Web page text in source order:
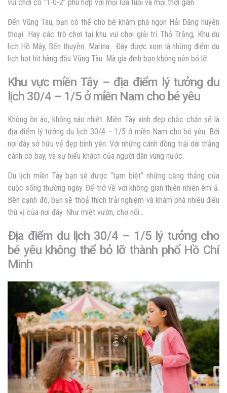
vui chơi có “1-0-2” phù hợp với mọi lứa tuổi và mọi thời gian.
Đến Vũng Tàu, bạn có thể cho bé khám phá ngọn Hải Đăng huyền
thoại. Hay các trò chơi tại khu vui chơi giải trí Thỏ Trắng, Khu du
lịch Hồ Mây, Bến thuyền Marina… Đây được xem là những điểm du
lịch hot hit hàng đầu Vũng Tàu. Mà gia đình bạn không nên bỏ lỡ.
Khu vực miền Tây – địa điểm lý tưởng du
lịch 30/4 – 1/5 ở miền Nam cho bé yêu
Không ồn ào, không náo nhiệt. Miền Tây xinh đẹp chắc chắn sẽ là
địa điểm lý tưởng du lịch 30/4 – 1/5 ở miền Nam cho bé yêu. Bởi
nơi đây sở hữu vẻ đẹp bình yên. Với những cánh đồng trải dài thẳng
cánh cò bay, và sự hiếu khách của người dân vùng nước.
Du lịch miền Tây bạn sẽ được “tạm biệt” những căng thẳng của
cuộc sống thường ngày. Để trở về với không gian thiên nhiên êm ả.
Bên cạnh đó, bạn sẽ thoả thích trải nghiệm và khám phá nhiều điều
thú vị của nơi đây. Như miệt vườn, chợ nổi…
Địa điểm du lịch 30/4 – 1/5 lý tưởng cho
bé yêu không thể bỏ lỡ thành phố Hồ Chí
Minh